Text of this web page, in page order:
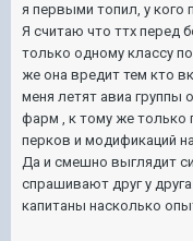
я первыми топил, у кого
Я считаю что ттх перед
только одному классу
же она вредит тем кто
меня летят авиа группы
фарм , к тому же
перков и модификаций
Да и смешно выглядит
спрашивают друг у
капитаны насколько